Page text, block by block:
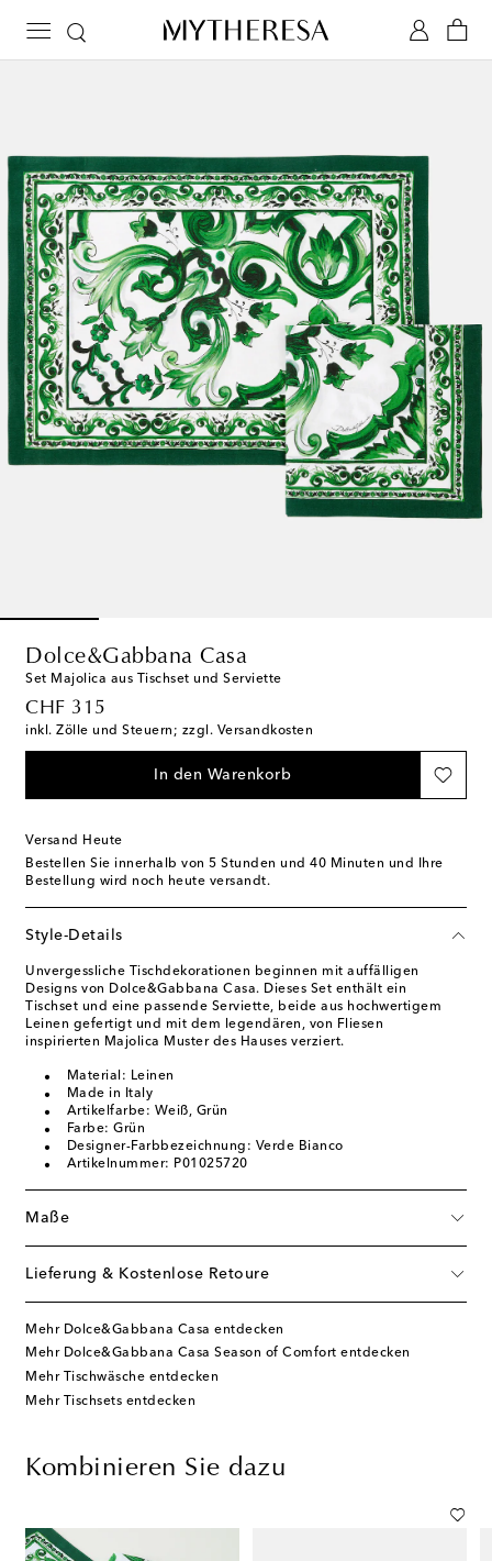
Dolce&Gabbana Casa
Set Majolica aus Tischset und Serviette
CHF 315
original price
inkl. Zölle und Steuern; zzgl. Versandkosten
In den Warenkorb
Versand Heute
Bestellen Sie innerhalb von 5 Stunden und 40 Minuten und Ihre
Bestellung wird noch heute versandt.
Style-Details
Unvergessliche Tischdekorationen beginnen mit auffälligen
Designs von Dolce&Gabbana Casa. Dieses Set enthält ein
Tischset und eine passende Serviette, beide aus hochwertigem
Leinen gefertigt und mit dem legendären, von Fliesen
inspirierten Majolica Muster des Hauses verziert.
Material: Leinen
Made in Italy
Artikelfarbe: Weiß, Grün
Farbe: Grün
Designer-Farbbezeichnung: Verde Bianco
Artikelnummer: P01025720
Maße
Lieferung & Kostenlose Retoure
Mehr Dolce&Gabbana Casa entdecken
Mehr Dolce&Gabbana Casa Season of Comfort entdecken
Mehr Tischwäsche entdecken
Mehr Tischsets entdecken
Kombinieren Sie dazu